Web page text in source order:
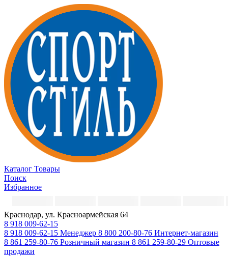
Каталог Товары
Поиск
Избранное
Краснодар, ул. Красноармейская 64
8 918 009-62-15
8 918 009-62-15 Менеджер 8 800 200-80-76 Интернет-магазин
8 861 259-80-76 Розничный магазин 8 861 259-80-29 Оптовые
продажи